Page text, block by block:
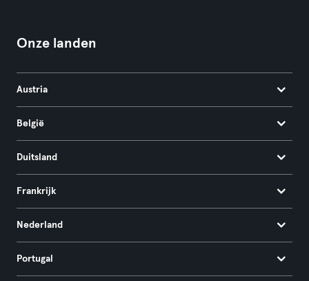
Onze landen
Austria
België
Duitsland
Frankrijk
Nederland
Portugal